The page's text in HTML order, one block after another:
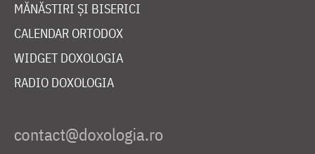
MĂNĂSTIRI ȘI BISERICI
CALENDAR ORTODOX
WIDGET DOXOLOGIA
RADIO DOXOLOGIA